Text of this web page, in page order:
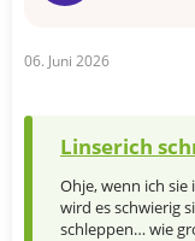
06. Juni 2026
Linserich
Ohje, wenn ich sie
wird es schwierig
schleppen… wie